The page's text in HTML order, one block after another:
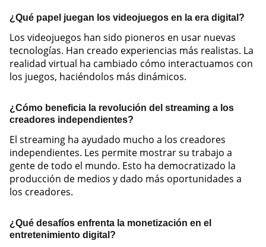
¿Qué papel juegan los videojuegos en la era digital?
Los videojuegos han sido pioneros en usar nuevas
tecnologías. Han creado experiencias más realistas. La
realidad virtual ha cambiado cómo interactuamos con
los juegos, haciéndolos más dinámicos.
¿Cómo beneficia la revolución del streaming a los
creadores independientes?
El streaming ha ayudado mucho a los creadores
independientes. Les permite mostrar su trabajo a
gente de todo el mundo. Esto ha democratizado la
producción de medios y dado más oportunidades a
los creadores.
¿Qué desafíos enfrenta la monetización en el
entretenimiento digital?